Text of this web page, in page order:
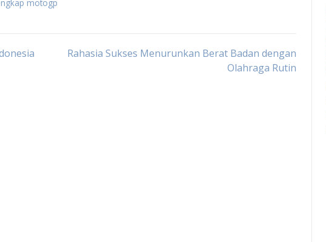
motogp
Rahasia Sukses Menurunkan Berat Badan dengan
Olahraga Rutin